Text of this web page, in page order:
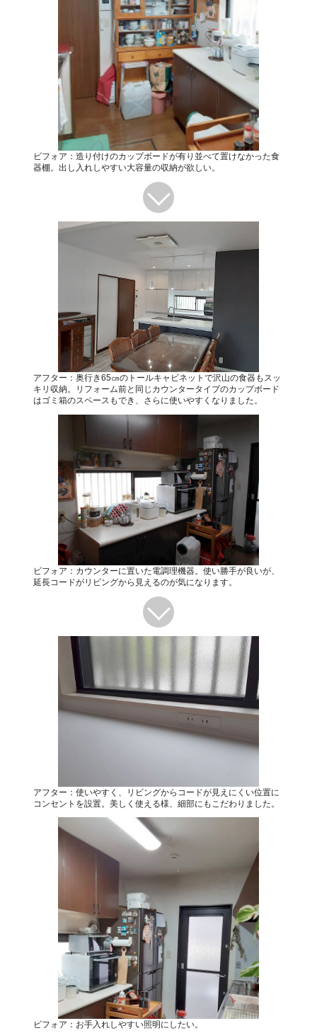
ビフォア：造り付けのカップボードが有り並べて置けなかった食
器棚。出し入れしやすい大容量の収納が欲しい。
アフター：奥行き65㎝のトールキャビネットで沢山の食器もスッ
キリ収納。リフォーム前と同じカウンタータイプのカップボード
はゴミ箱のスペースもでき、さらに使いやすくなりました。
ビフォア：カウンターに置いた電調理機器。使い勝手が良いが、
延長コードがリビングから見えるのが気になります。
アフター：使いやすく、リビングからコードが見えにくい位置に
コンセントを設置。美しく使える様、細部にもこだわりました。
ビフォア：お手入れしやすい照明にしたい。